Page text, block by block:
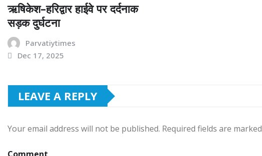
ऋषिकेश–हरिद्वार हाईवे पर दर्दनाक
सड़क दुर्घटना
Parvatiytimes
Dec 17, 2025
LEAVE A REPLY
Your email address will not be published. Required fields are marked